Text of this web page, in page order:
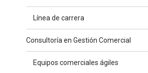
Línea de carrera
Consultoría en Gestión Comercial
Equipos comerciales ágiles